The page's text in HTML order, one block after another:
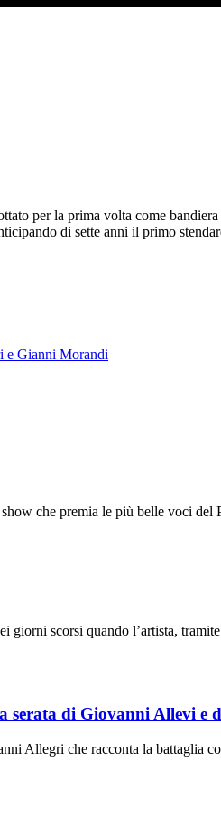
per la prima volta come
di sette anni il primo
e Gianni Morandi
che premia le più belle voci
scorsi quando l’artista,
di Giovanni Allevi e
Allegri che racconta la battaglia